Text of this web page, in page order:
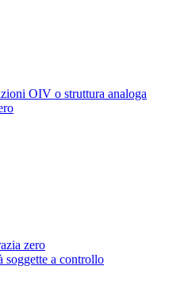
OIV o struttura analoga
zero
soggette a controllo